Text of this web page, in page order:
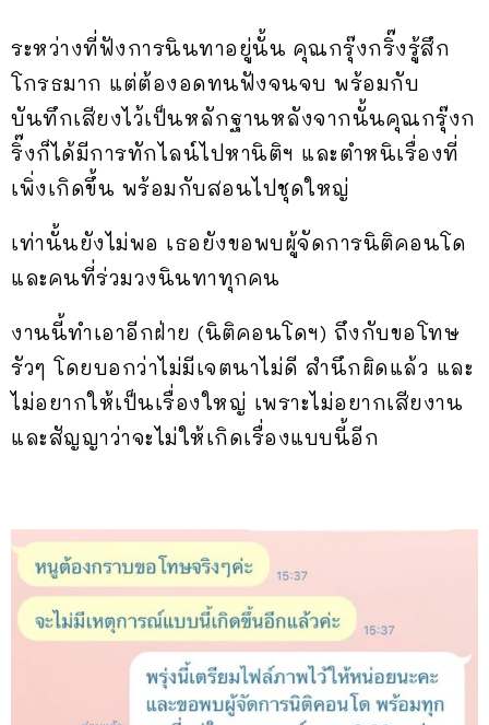
ระหว่างที่ฟังการนินทาอยู่นั้น คุณกรุ๊งกริ๊งรู้สึก
โกรธมาก แต่ต้องอดทนฟังจนจบ พร้อมกับ
บันทึกเสียงไว้เป็นหลักฐานหลังจากนั้นคุณกรุ๊งก
ริ๊งก็ได้มีการทักไลน์ไปหานิติฯ และตำหนิเรื่องที่
เพิ่งเกิดขึ้น พร้อมกับสอนไปชุดใหญ่
เท่านั้นยังไม่พอ เธอยังขอพบผู้จัดการนิติคอนโด
และคนที่ร่วมวงนินทาทุกคน
งานนี้ทำเอาอีกฝ่าย (นิติคอนโดฯ) ถึงกับขอโทษ
รัวๆ โดยบอกว่าไม่มีเจตนาไม่ดี สำนึกผิดแล้ว และ
ไม่อยากให้เป็นเรื่องใหญ่ เพราะไม่อยากเสียงาน
และสัญญาว่าจะไม่ให้เกิดเรื่องแบบนี้อีก